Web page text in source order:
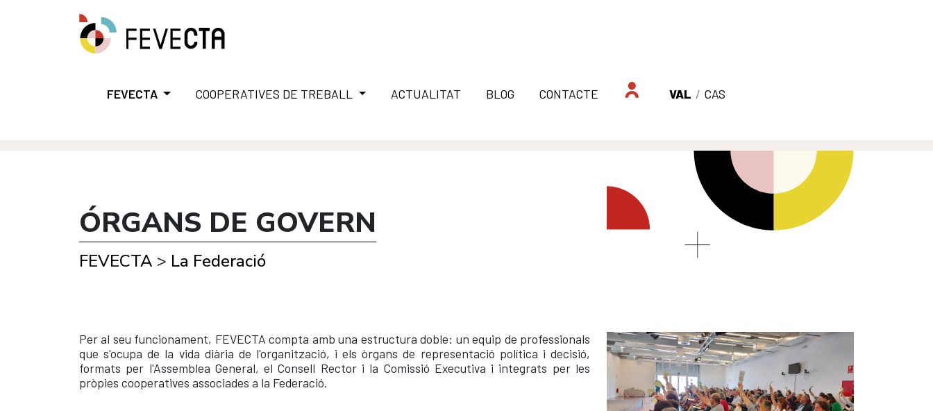
FEVECTA COOPERATIVES DE TREBALL ACTUALITAT BLOG CONTACTE VAL / CAS
ÓRGANS DE GOVERN
FEVECTA > La Federació
Per al seu funcionament, FEVECTA compta amb una estructura doble: un equip de professionals
que s'ocupa de la vida diària de l'organització, i els òrgans de representació política i decisió,
formats per l'Assemblea General, el Consell Rector i la Comissió Executiva i integrats per les
pròpies cooperatives associades a la Federació.